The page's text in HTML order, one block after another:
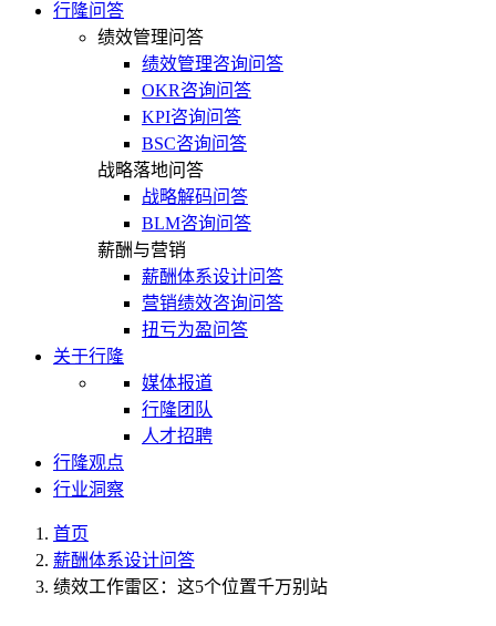
行隆问答
绩效管理问答
绩效管理咨询问答
OKR咨询问答
KPI咨询问答
BSC咨询问答
战略落地问答
战略解码问答
BLM咨询问答
薪酬与营销
薪酬体系设计问答
营销绩效咨询问答
扭亏为盈问答
关于行隆
媒体报道
行隆团队
人才招聘
行隆观点
行业洞察
首页
薪酬体系设计问答
绩效工作雷区：这5个位置千万别站